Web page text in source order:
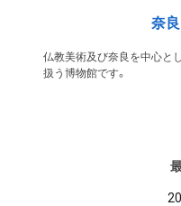
奈
仏教美術及び奈良を中心と
扱う博物館です。